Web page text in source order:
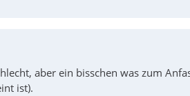
aber ein bisschen was zum
ist).